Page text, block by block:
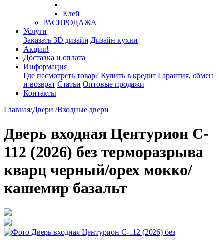
Клей
РАСПРОДАЖА
Услуги
Заказать 3D дизайн Дизайн кухни
Акции!
Доставка и оплата
Информация
Где посмотреть товар? Купить в кредит Гарантия, обмен
и возврат Статьи Оптовые продажи
Контакты
Главная/Двери /Входные двери
Дверь входная Центурион C-
112 (2026) без терморазрыва
кварц черный/орех мокко/
кашемир базальт